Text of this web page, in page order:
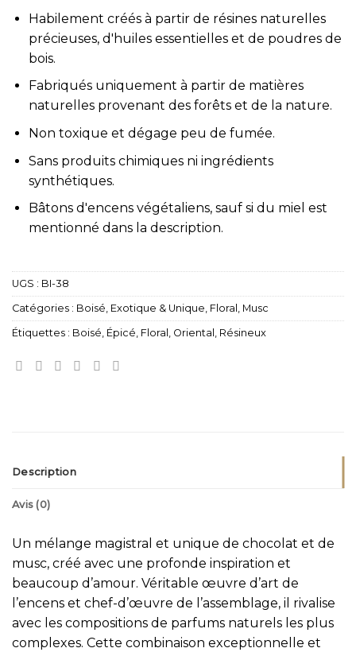
Habilement créés à partir de résines naturelles
précieuses, d'huiles essentielles et de poudres de
bois.
Fabriqués uniquement à partir de matières
naturelles provenant des forêts et de la nature.
Non toxique et dégage peu de fumée.
Sans produits chimiques ni ingrédients
synthétiques.
Bâtons d'encens végétaliens, sauf si du miel est
mentionné dans la description.
UGS : BI-38
Catégories : Boisé Exotique & Unique Floral Musc
Étiquettes : Boisé Épicé Floral Oriental Résineux
Description
Avis (0)
Un mélange magistral et unique de chocolat et de
musc, créé avec une profonde inspiration et
beaucoup d’amour. Véritable œuvre d’art de
l’encens et chef-d’œuvre de l’assemblage, il rivalise
avec les compositions de parfums naturels les plus
complexes. Cette combinaison exceptionnelle et